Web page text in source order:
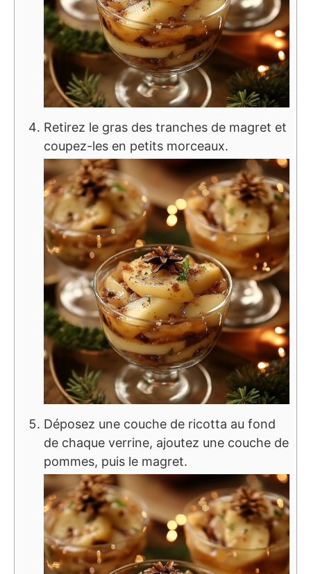
Retirez le gras des tranches de magret et
coupez-les en petits morceaux.
Déposez une couche de ricotta au fond
de chaque verrine, ajoutez une couche de
pommes, puis le magret.